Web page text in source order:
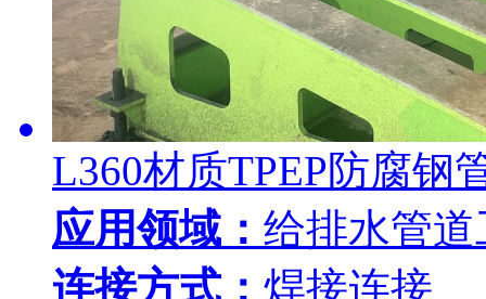
L360材质TPEP防腐钢
应用领域： 给排水管道
连接方式： 焊接连接